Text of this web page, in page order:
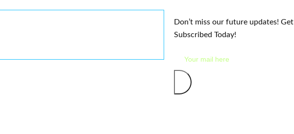
Celebrity
Don’t miss our future updates! Get
Subscribed Today!